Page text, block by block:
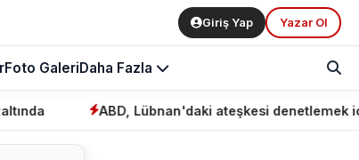
Giriş Yap Yazar Ol
Foto GaleriDaha Fazla
ABD, Lübnan'daki ateşkesi denetlemek için